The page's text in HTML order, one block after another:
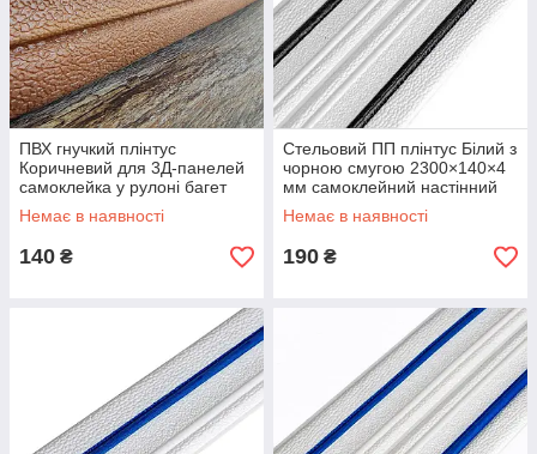
ПВХ гнучкий плінтус
Коричневий для 3Д-панелей
самоклейка у рулоні багет
декор 235×8 см SW-
00000069
Немає в наявності
140 ₴
Стельовий ПП плінтус Білий з
чорною смугою 2300×140×4
мм самоклейний настінний
підлоговий гнучкий SW-
00001810
Немає в наявності
190 ₴